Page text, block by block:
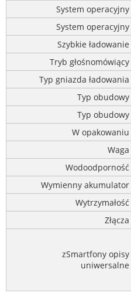
System operacyjny
System operacyjny
Szybkie ładowanie
Tryb głośnomówiący
Typ gniazda ładowania
Typ obudowy
Typ obudowy
W opakowaniu
Waga
Wodoodporność
Wymienny akumulator
Wytrzymałość
Złącza
zSmartfony opisy
uniwersalne